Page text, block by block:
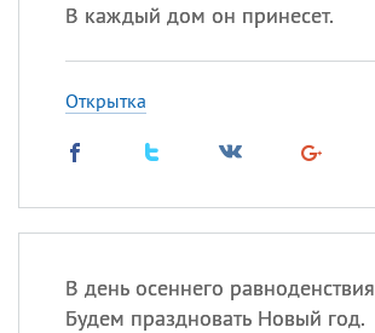
В каждый дом он принесет.
Открытка
В день осеннего равноденствия
Будем праздновать Новый год.